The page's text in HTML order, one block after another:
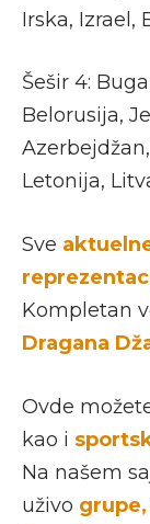
Irska, Izrael,
Šešir 4:
Belorusija,
Letonija,
Sve
Kompletan
Dragana
Ovde
kao i
Na našem
uživo